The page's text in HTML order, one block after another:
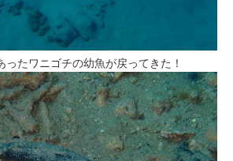
ったワニゴチの幼魚が戻ってきた！